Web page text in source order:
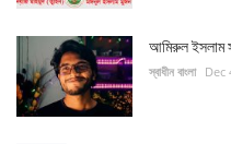
আমিরুল ইসলাম
স্বাধীন বাংলা Dec